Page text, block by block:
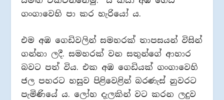
ගංගාවෙහි පා කර හැරියෝ ය.
එම අඹ ගෙඩිවලින් සමහරක් තාපසයන් විසින්
ගන්නා ලදී. සමහරක් වන සතුන්ගේ ආහාර
බවට පත් විය. එක අඹ ගෙඩියක් ගංගාවෙහි
ජල පහරට හසුව පිළිවෙළින් බරණැස් නුවරට
පැමිණියේ ය. ලෝහ දැලකින් වට කරන ලදුව